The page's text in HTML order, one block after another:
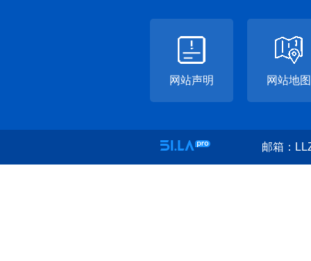
网站声明 网站地图
邮箱：